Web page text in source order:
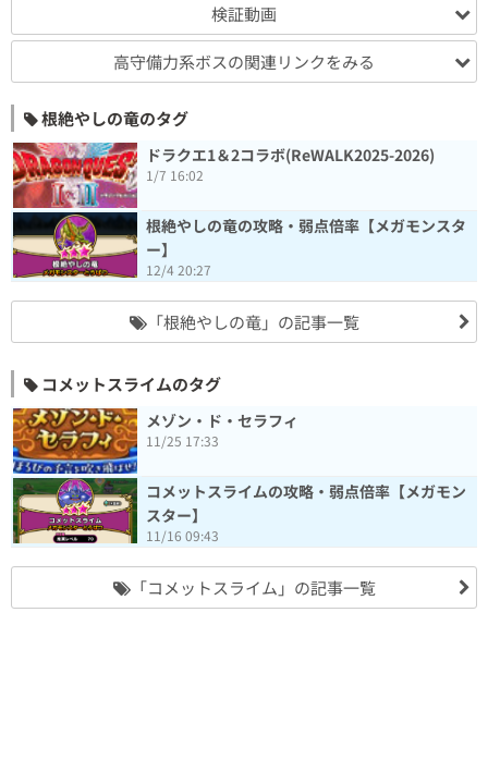
検証動画
高守備力系ボスの関連リンクをみる
根絶やしの竜のタグ
ドラクエ1＆2コラボ(ReWALK2025-2026)
1/7 16:02
根絶やしの竜の攻略・弱点倍率【メガモンスタ
ー】
12/4 20:27
「根絶やしの竜」の記事一覧
コメットスライムのタグ
メゾン・ド・セラフィ
11/25 17:33
コメットスライムの攻略・弱点倍率【メガモン
スター】
11/16 09:43
「コメットスライム」の記事一覧